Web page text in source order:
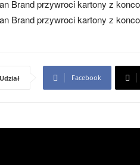
Udział Facebook